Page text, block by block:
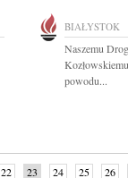
BIAŁYSTOK
Naszemu
powodu...
22 23 24 25 26